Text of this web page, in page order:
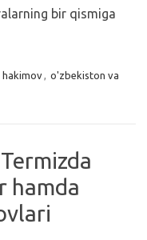
bir qismiga
hakimov, o'zbekiston va
hamda